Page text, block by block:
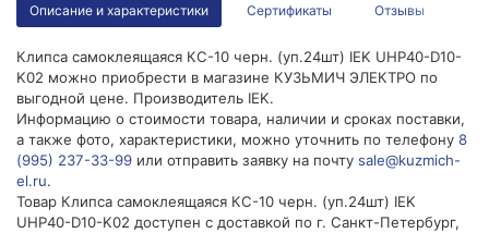
Описание и характеристики Сертификаты Отзывы
Клипса самоклеящаяся КС-10 черн. (уп.24шт) IEK UHP40-D10-
K02 можно приобрести в магазине КУЗЬМИЧ ЭЛЕКТРО по
выгодной цене. Производитель IEK.
Информацию о стоимости товара, наличии и сроках поставки,
а также фото, характеристики, можно уточнить по телефону 8
(995) 237-33-99 или отправить заявку на почту sale@kuzmich-
el.ru.
Товар Клипса самоклеящаяся КС-10 черн. (уп.24шт) IEK
UHP40-D10-K02 доступен с доставкой по г. Санкт-Петербург,